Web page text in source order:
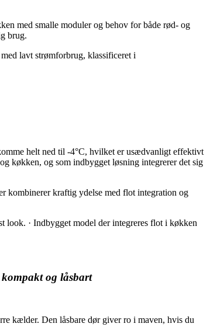
med smalle moduler og behov for både rød- og
brug.
lavt strømforbrug, klassificeret i
helt ned til -4°C, hvilket er usædvanligt effektivt
køkken, og som indbygget løsning integrerer det sig
kombinerer kraftig ydelse med flot integration og
look. · Indbygget model der integreres flot i køkken
kompakt og låsbart
kælder. Den låsbare dør giver ro i maven, hvis du